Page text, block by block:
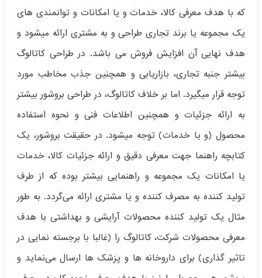
که با هدف معرفی کالا، خدمات و یا امکانات و توانمندی های
یک مجموعه یا برند تجاری طراحی و به مشتری ارائه میشود و
هدف نهایی آن افزایش فروش می باشد. در طراحی کاتالوگ
بیشتر جنبه تجاری، بازاریابی و همچنین جذب مخاطب مورد
توجه قرار میگیرد. اما بر خلاف کاتالوگ، در طراحی بروشور بیشتر
به ارائه جزئیات و همچنین اطلاعات فنی و نحوه استفاده
محصول (و یا خدمات) توجه میشود. در حقیقت بروشور، یک
کتابچه راهنما جهت معرفی دقیق و ارائه جزئیات کالا، خدمات
یا امکانات یک مجموعه و راهنمایی بیشتر بوده که از طرف
تولید کننده به مصرف کننده و یا مشتری ارائه می‌گردد. به طور
مثال یک تولید کننده محصولات آرایشی و بهداشتی با هدف
معرفی محصولات شرکت، کاتالوگ را (غالبا با برجسته نمایی در
تاثیر گذاری) برای داروخانه‌ ها و پزشک ‌ها ارسال می‌نماید و